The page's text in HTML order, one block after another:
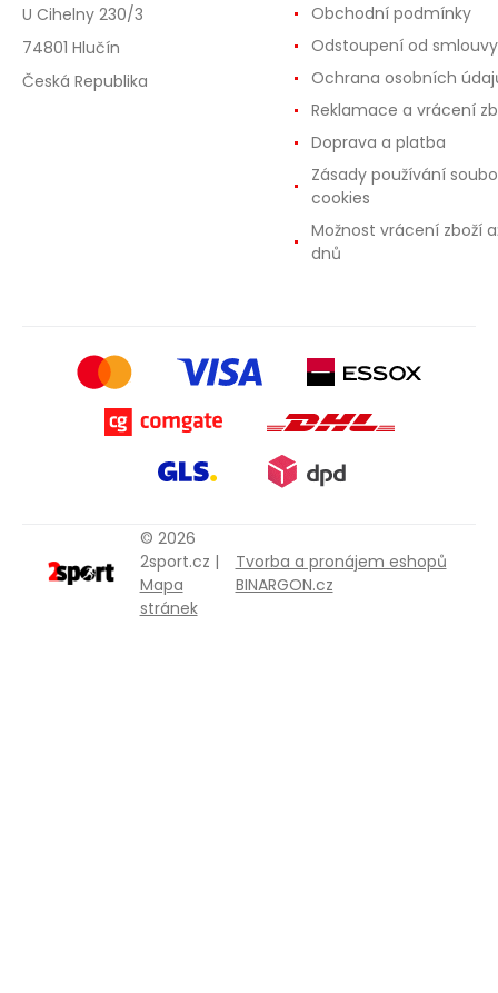
U Cihelny 230/3
74801 Hlučín
Česká Republika
Obchodní podmínky
Odstoupení od smlouvy
Ochrana osobních
Reklamace a vrácení
Doprava a platba
Zásady používání
cookies
Možnost vrácení zboží
dnů
© 2026
2sport.cz |
Mapa
stránek
Tvorba a pronájem eshopů
BINARGON.cz